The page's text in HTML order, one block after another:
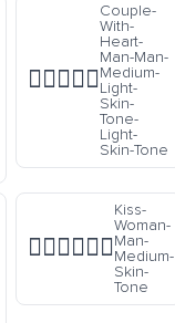
👨🏼‍❤️‍👨🏻
Couple-
With-
Heart-
Man-Man-
Medium-
Light-
Skin-
Tone-
Light-
Skin-Tone
👩🏽‍❤️‍💋‍👨🏽
Kiss-
Woman-
Man-
Medium-
Skin-
Tone